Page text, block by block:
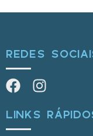
REDES
LINKS